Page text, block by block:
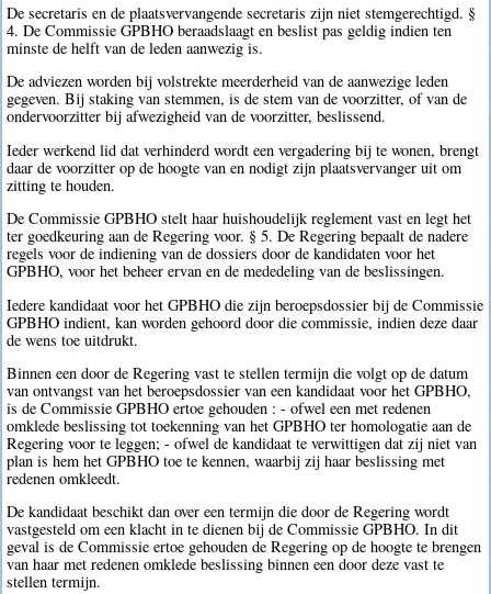
De secretaris en de plaatsvervangende secretaris zijn niet stemgerechtigd. §
4. De Commissie GPBHO beraadslaagt en beslist pas geldig indien ten
minste de helft van de leden aanwezig is.
De adviezen worden bij volstrekte meerderheid van de aanwezige leden
gegeven. Bij staking van stemmen, is de stem van de voorzitter, of van de
ondervoorzitter bij afwezigheid van de voorzitter, beslissend.
Ieder werkend lid dat verhinderd wordt een vergadering bij te wonen, brengt
daar de voorzitter op de hoogte van en nodigt zijn plaatsvervanger uit om
zitting te houden.
De Commissie GPBHO stelt haar huishoudelijk reglement vast en legt het
ter goedkeuring aan de Regering voor. § 5. De Regering bepaalt de nadere
regels voor de indiening van de dossiers door de kandidaten voor het
GPBHO, voor het beheer ervan en de mededeling van de beslissingen.
Iedere kandidaat voor het GPBHO die zijn beroepsdossier bij de Commissie
GPBHO indient, kan worden gehoord door die commissie, indien deze daar
de wens toe uitdrukt.
Binnen een door de Regering vast te stellen termijn die volgt op de datum
van ontvangst van het beroepsdossier van een kandidaat voor het GPBHO,
is de Commissie GPBHO ertoe gehouden : - ofwel een met redenen
omklede beslissing tot toekenning van het GPBHO ter homologatie aan de
Regering voor te leggen; - ofwel de kandidaat te verwittigen dat zij niet van
plan is hem het GPBHO toe te kennen, waarbij zij haar beslissing met
redenen omkleedt.
De kandidaat beschikt dan over een termijn die door de Regering wordt
vastgesteld om een klacht in te dienen bij de Commissie GPBHO. In dit
geval is de Commissie ertoe gehouden de Regering op de hoogte te brengen
van haar met redenen omklede beslissing binnen een door deze vast te
stellen termijn.